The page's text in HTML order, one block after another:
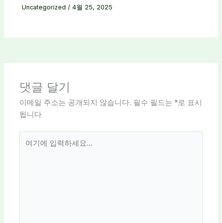
Uncategorized /4월 25, 2025
댓글 달기
이메일 주소는 공개되지 않습니다. 필수 필드는*로 표시
됩니다